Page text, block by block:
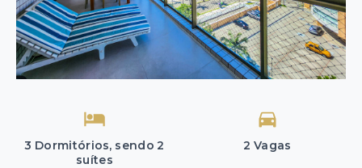
3 Dormitórios, sendo 2
suítes
2 Vagas